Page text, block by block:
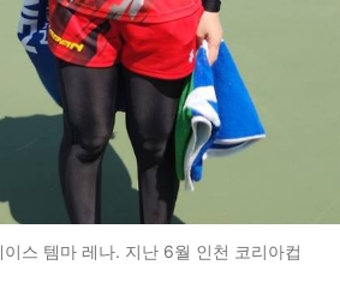
스 템마 레나. 지난 6월 인천 코리아컵